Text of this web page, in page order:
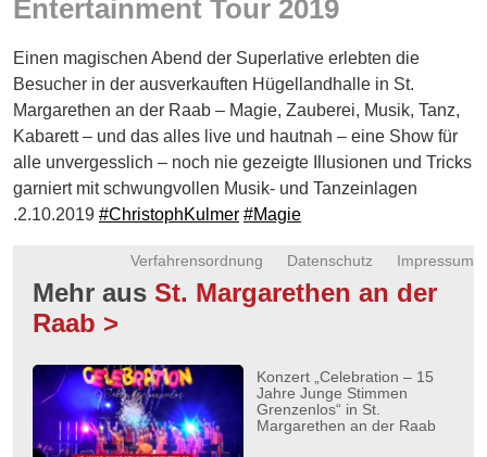
Energie
Schnöll
gfrogt
Zonen
Podcast
Entertainment Tour 2019
Einen magischen Abend der Superlative erlebten die
Besucher in der ausverkauften Hügellandhalle in St.
Margarethen an der Raab – Magie, Zauberei, Musik, Tanz,
Kabarett – und das alles live und hautnah – eine Show für
alle unvergesslich – noch nie gezeigte Illusionen und Tricks
garniert mit schwungvollen Musik- und Tanzeinlagen
.2.10.2019 #ChristophKulmer #Magie
Impressum
Datenschutz
Verfahrensordnung
Mehr aus St. Margarethen an der
Raab >
Konzert „Celebration – 15
Jahre Junge Stimmen
Grenzenlos“ in St.
Margarethen an der Raab